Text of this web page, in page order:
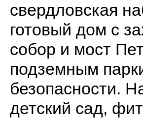
свердловская
готовый дом с
собор и мост
подземным
безопасности.
детский сад,